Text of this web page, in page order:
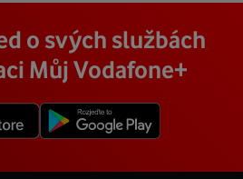
o svých službách
Můj Vodafone+